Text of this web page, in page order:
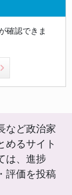
確認できま
など政治家
めるサイト
は、進捗
評価を投稿